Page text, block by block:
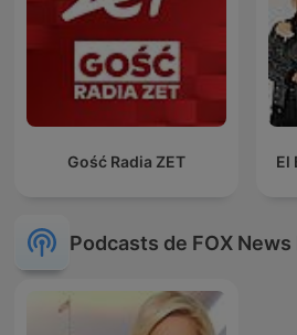
Gość Radia ZET El
Podcasts de FOX